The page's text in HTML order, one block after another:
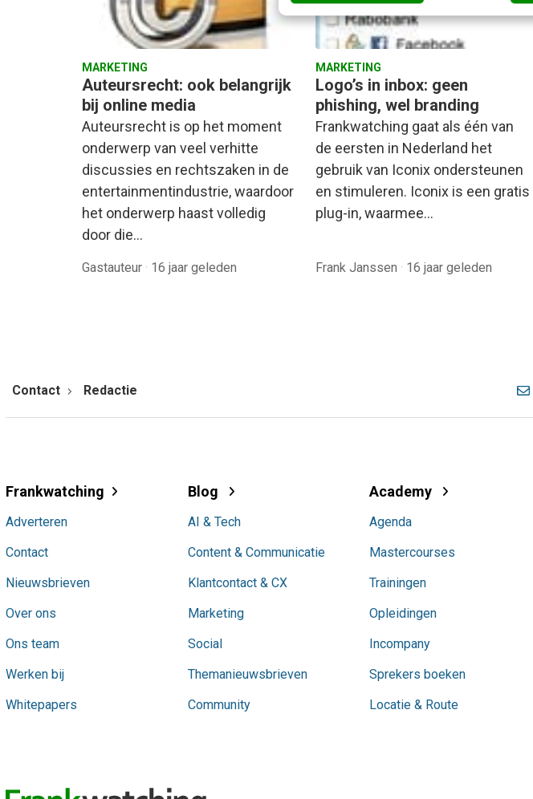
MARKETING
Auteursrecht: ook belangrijk
bij online media
Auteursrecht is op het moment
onderwerp van veel verhitte
discussies en rechtszaken in de
entertainmentindustrie, waardoor
het onderwerp haast volledig
door die…
Gastauteur · 16 jaar geleden
MARKETING
Logo’s in inbox: geen
phishing, wel branding
Frankwatching gaat als één van
de eersten in Nederland het
gebruik van Iconix ondersteunen
en stimuleren. Iconix is een gratis
plug-in, waarmee…
Frank Janssen · 16 jaar geleden
Contact Redactie
Frankwatching
Adverteren
Contact
Nieuwsbrieven
Over ons
Ons team
Werken bij
Whitepapers
Blog
AI & Tech
Content & Communicatie
Klantcontact & CX
Marketing
Social
Themanieuwsbrieven
Community
Academy
Agenda
Mastercourses
Trainingen
Opleidingen
Incompany
Sprekers boeken
Locatie & Route